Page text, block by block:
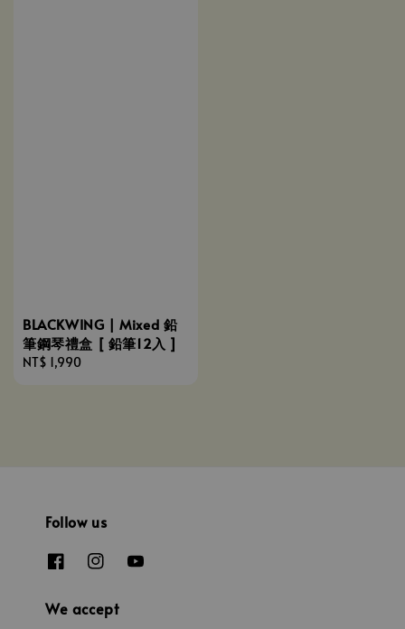
BLACKWING | Mixed 鉛
筆鋼琴禮盒 [ 鉛筆12入 ]
Regular
NT$ 1,990
Follow us
We accept